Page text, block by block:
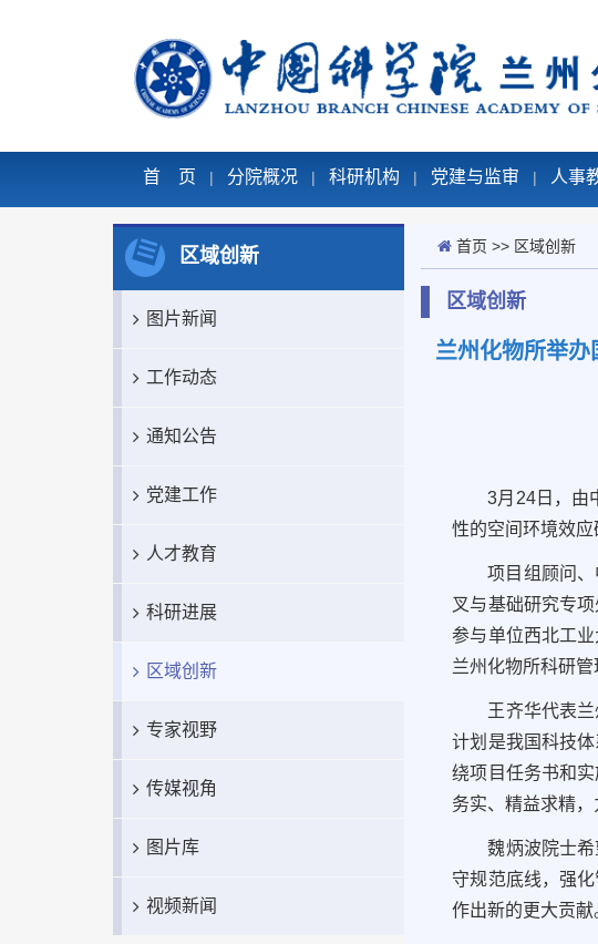
首 页 | 分院概况 | 科研机构 | 党建与监审 | 人事
区域创新
图片新闻
工作动态
通知公告
党建工作
人才教育
科研进展
区域创新
专家视野
传媒视角
图片库
视频新闻
首页 >> 区域创新
区域创新
兰州化物所举
3月24日，由
性的空间环境效应
项目组顾问
叉与基础研究专
参与单位西北工
兰州化物所科研管
王齐华代表
计划是我国科技
绕项目任务书和
务实、精益求精
魏炳波院士
守规范底线，强
作出新的更大贡献